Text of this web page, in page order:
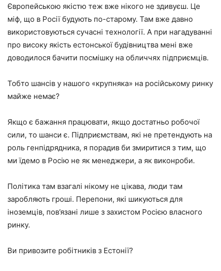
Європейською якістю теж вже нікого не здивуєш. Це
міф, що в Росії будують по-старому. Там вже давно
використовуються сучасні технології. А при нагадуванні
про високу якість естонської будівництва мені вже
доводилося бачити посмішку на обличчях підприємців.
Тобто шансів у нашого «крупняка» на російському ринку
майже немає?
Якщо є бажання працювати, якщо достатньо робочої
сили, то шанси є. Підприємствам, які не претендують на
роль генпідрядника, я порадив би змиритися з тим, що
ми їдемо в Росію не як менеджери, а як виконроби.
Політика там взагалі нікому не цікава, люди там
заробляють гроші. Перепони, які шикуються для
іноземців, пов’язані лише з захистом Росією власного
ринку.
Ви привозите робітників з Естонії?